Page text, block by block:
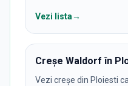
Vezi lista→
Creșe Waldorf în
Vezi creșe din Ploiesti